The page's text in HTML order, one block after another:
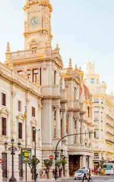
or explore by touch or swipe